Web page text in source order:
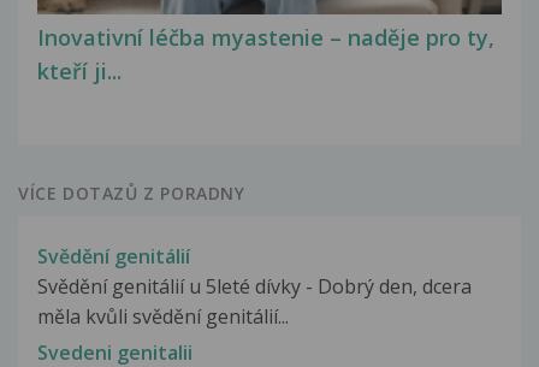
Inovativní léčba myastenie – naděje pro ty,
kteří ji...
VÍCE DOTAZŮ Z PORADNY
Svědění genitálií
Svědění genitálií u 5leté dívky - Dobrý den, dcera
měla kvůli svědění genitálií...
Svedeni genitalii